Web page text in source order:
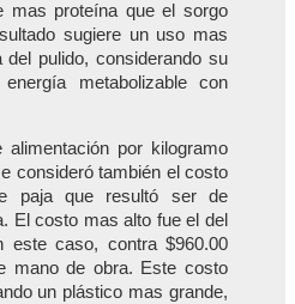
mas proteína que el sorgo
sugiere un uso mas
del pulido, considerando su
metabolizable con
por kilogramo
consideró también el costo
paja que resultó ser de
El costo mas alto fue el del
este caso, contra $960.00
mano de obra. Este costo
un plástico mas grande,